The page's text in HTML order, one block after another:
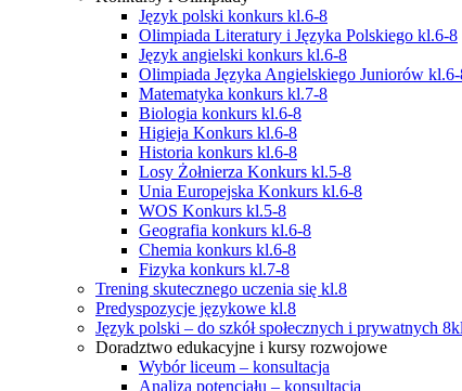
Język polski konkurs kl.6-8
Olimpiada Literatury i Języka Polskiego kl.6-8
Język angielski konkurs kl.6-8
Olimpiada Języka Angielskiego Juniorów
Matematyka konkurs kl.7-8
Biologia konkurs kl.6-8
Higieja Konkurs kl.6-8
Historia konkurs kl.6-8
Losy Żołnierza Konkurs kl.5-8
Unia Europejska Konkurs kl.6-8
WOS Konkurs kl.5-8
Geografia konkurs kl.6-8
Chemia konkurs kl.6-8
Fizyka konkurs kl.7-8
Trening skutecznego uczenia się kl.8
Predyspozycje językowe kl.8
Język polski – do szkół społecznych i prywatnych
Doradztwo edukacyjne i kursy rozwojowe
Wybór liceum – konsultacja
Analiza potencjału – konsultacja